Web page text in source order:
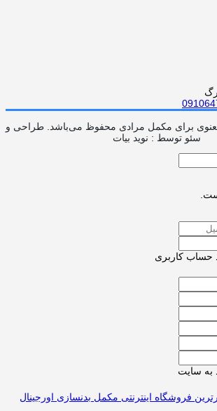
برای مکمل مرادی محفوظ می‌باشد. طراحی و
سئو توسط : نوید بیات
حساب کاربری
به سایت